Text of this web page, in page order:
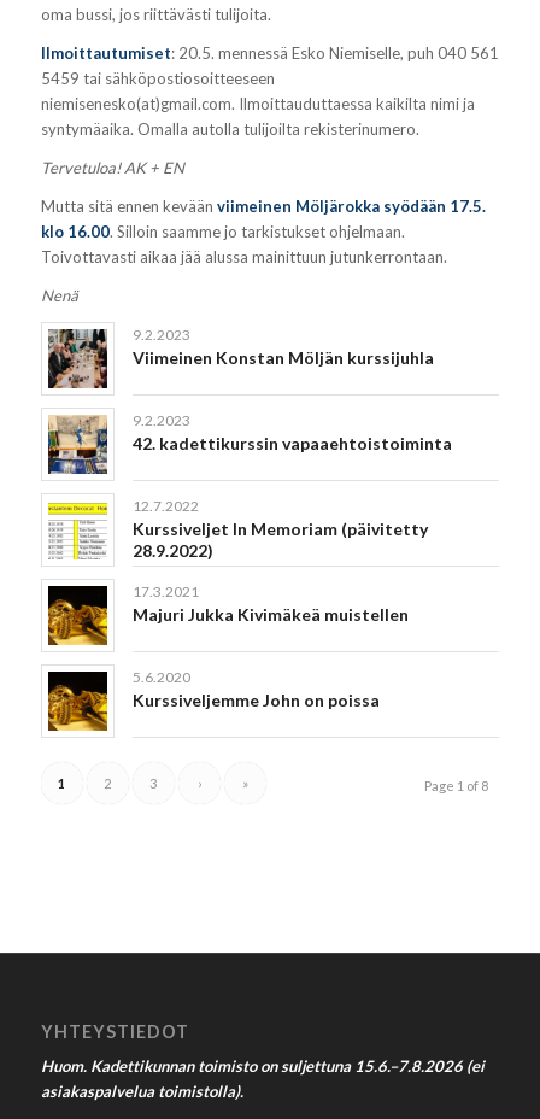
oma bussi, jos riittävästi tulijoita.
Ilmoittautumiset: 20.5. mennessä Esko Niemiselle, puh 040 561
5459 tai sähköpostiosoitteeseen
niemisenesko(at)gmail.com. Ilmoittauduttaessa kaikilta nimi ja
syntymäaika. Omalla autolla tulijoilta rekisterinumero.
Tervetuloa! AK + EN
Mutta sitä ennen kevään viimeinen Möljärokka syödään 17.5.
klo 16.00. Silloin saamme jo tarkistukset ohjelmaan.
Toivottavasti aikaa jää alussa mainittuun jutunkerrontaan.
Nenä
9.2.2023
Viimeinen Konstan Möljän kurssijuhla
9.2.2023
42. kadettikurssin vapaaehtoistoiminta
12.7.2022
Kurssiveljet In Memoriam (päivitetty
28.9.2022)
17.3.2021
Majuri Jukka Kivimäkeä muistellen
5.6.2020
Kurssiveljemme John on poissa
Page 1 of 8
1 2 3 › »
YHTEYSTIEDOT
Huom. Kadettikunnan toimisto on suljettuna 15.6.–7.8.2026 (ei
asiakaspalvelua toimistolla).